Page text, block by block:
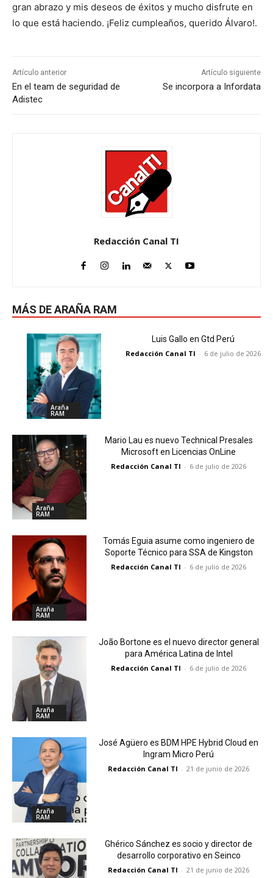
gran abrazo y mis deseos de éxitos y mucho disfrute en
lo que está haciendo. ¡Feliz cumpleaños, querido Álvaro!.
Artículo anterior
En el team de seguridad de
Adistec
Artículo siguiente
Se incorpora a Infordata
Redacción Canal TI
MÁS DE ARAÑA RAM
Araña
RAM
Luis Gallo en Gtd Perú
Redacción Canal TI - 6 de julio de 2026
Araña
RAM
Mario Lau es nuevo Technical Presales
Microsoft en Licencias OnLine
Redacción Canal TI - 6 de julio de 2026
Araña
RAM
Tomás Eguia asume como ingeniero de
Soporte Técnico para SSA de Kingston
Redacción Canal TI - 6 de julio de 2026
Araña
RAM
João Bortone es el nuevo director general
para América Latina de Intel
Redacción Canal TI - 6 de julio de 2026
Araña
RAM
José Agüero es BDM HPE Hybrid Cloud en
Ingram Micro Perú
Redacción Canal TI - 21 de junio de 2026
Ghérico Sánchez es socio y director de
desarrollo corporativo en Seinco
Redacción Canal TI - 21 de junio de 2026